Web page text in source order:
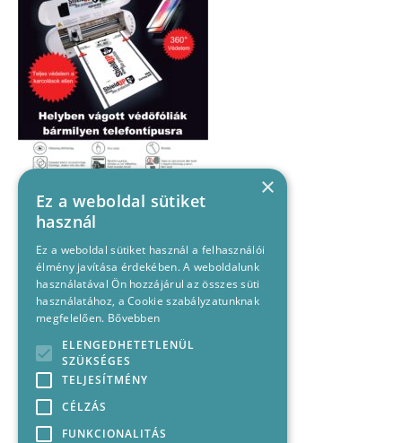
×
Ez a weboldal sütiket
használ
Ez a weboldal sütiket használ a felhasználói
élmény javítása érdekében. A weboldalunk
használatával Ön hozzájárul az összes süti
használatához, a Cookie szabályzatunknak
megfelelően. Bővebben
ELENGEDHETETLENÜL
SZÜKSÉGES
TELJESÍTMÉNY
CÉLZÁS
FUNKCIONALITÁS